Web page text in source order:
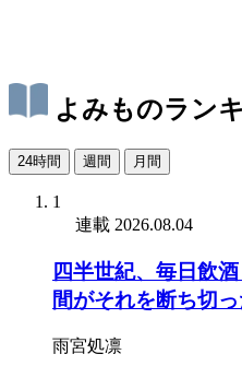
よみものラン
24時間 週間 月間
1
連載 2026.08.04
四半世紀、毎日飲
間がそれを断ち切
雨宮処凛